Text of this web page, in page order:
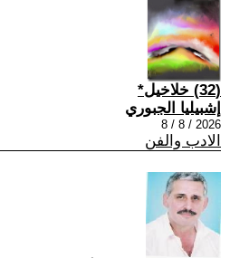
(32) خلاخيل*
إشبيليا الجبوري
2026 / 8 / 8
الادب والفن